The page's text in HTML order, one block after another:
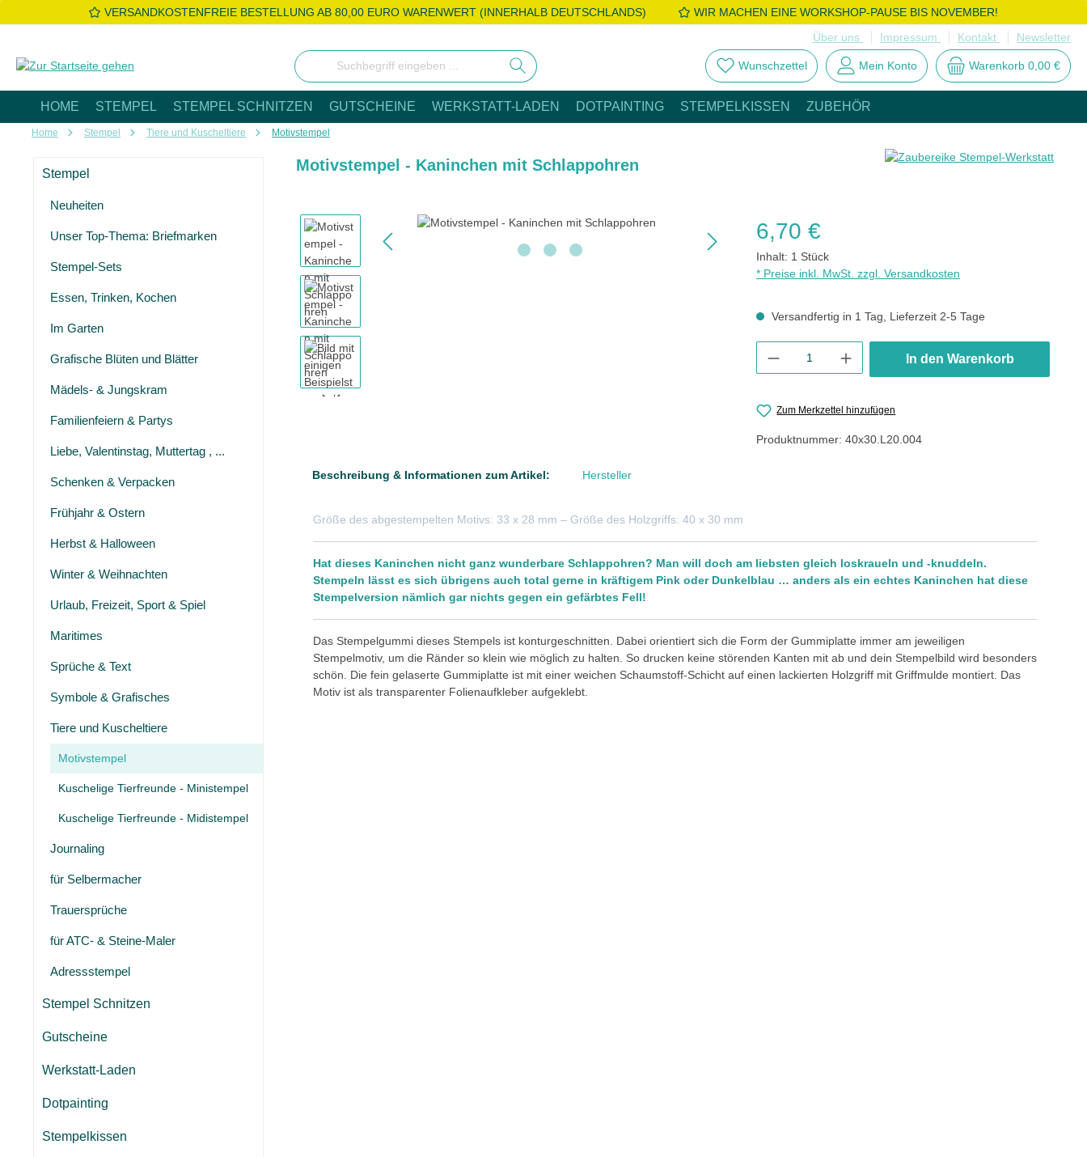
Hauptinhalt springen
Zur Suche springen
Zur Hauptnavigation springenVERSANDKOSTENFREIE BESTELLUNG AB 80,00 EURO WARENWERT (INNERHALB DEUTSCHLANDS)
WIR MACHEN EINE WORKSHOP-PAUSE BIS NOVEMBER!
Über uns
Impressum Kontakt Newsletter
Wunschzettel Mein Konto Warenkorb 0,00 €
HOME STEMPEL STEMPEL SCHNITZEN GUTSCHEINE WERKSTATT-LADEN DOTPAINTING STEMPELKISSEN ZUBEHÖR
Home Stempel Tiere und Kuscheltiere Motivstempel
Stempel
Neuheiten
Unser Top-Thema: Briefmarken
Stempel-Sets
Essen, Trinken, Kochen
Im Garten
Grafische Blüten und Blätter
Mädels- & Jungskram
Familienfeiern & Partys
Liebe, Valentinstag, Muttertag , ...
Schenken & Verpacken
Frühjahr & Ostern
Herbst & Halloween
Winter & Weihnachten
Urlaub, Freizeit, Sport & Spiel
Maritimes
Sprüche & Text
Symbole & Grafisches
Tiere und Kuscheltiere
Motivstempel
Kuschelige Tierfreunde - Ministempel
Kuschelige Tierfreunde - Midistempel
Journaling
für Selbermacher
Trauersprüche
für ATC- & Steine-Maler
Adressstempel
Stempel Schnitzen
Gutscheine
Werkstatt-Laden
Dotpainting
Stempelkissen
Motivstempel - Kaninchen mit Schlappohren
Bildergalerie überspringen Regulärer Preis:
6,70 €
Inhalt: 1 Stück
* Preise inkl. MwSt. zzgl. Versandkosten
Versandfertig in 1 Tag, Lieferzeit 2-5 Tage
In den Warenkorb
Zum Merkzettel hinzufügen
Produktnummer:40x30.L20.004
Beschreibung & Informationen zum Artikel: Hersteller
Größe des abgestempelten Motivs: 33 x 28 mm – Größe des Holzgriffs: 40 x 30 mm
Hat dieses Kaninchen nicht ganz wunderbare Schlappohren? Man will doch am liebsten gleich loskraueln und -knuddeln.
Stempeln lässt es sich übrigens auch total gerne in kräftigem Pink oder Dunkelblau … anders als ein echtes Kaninchen hat diese
Stempelversion nämlich gar nichts gegen ein gefärbtes Fell!
Das Stempelgummi dieses Stempels ist konturgeschnitten. Dabei orientiert sich die Form der Gummiplatte immer am jeweiligen
Stempelmotiv, um die Ränder so klein wie möglich zu halten. So drucken keine störenden Kanten mit ab und dein Stempelbild wird besonders
schön. Die fein gelaserte Gummiplatte ist mit einer weichen Schaumstoff-Schicht auf einen lackierten Holzgriff mit Griffmulde montiert. Das
Motiv ist als transparenter Folienaufkleber aufgeklebt.